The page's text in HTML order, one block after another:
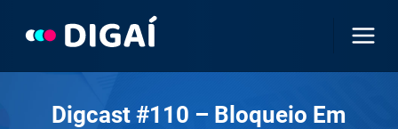
Digcast #110 – Bloqueio Em